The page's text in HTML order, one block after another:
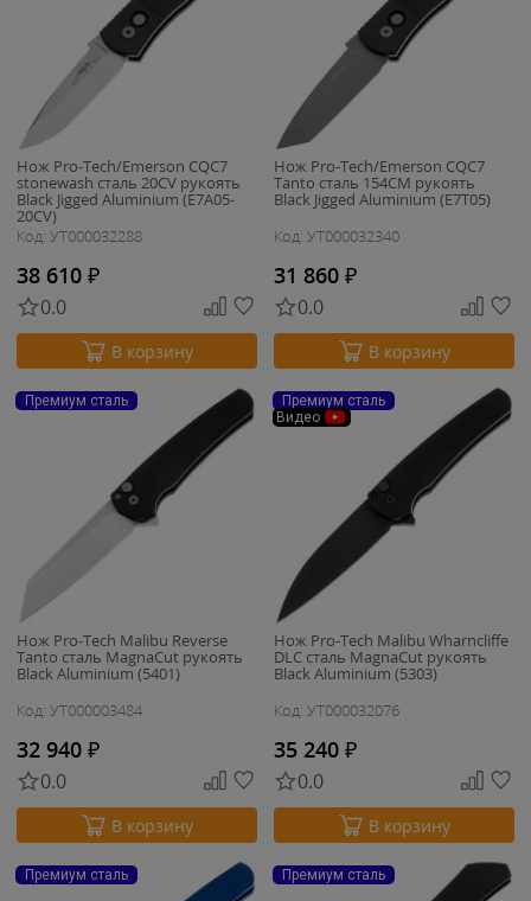
Нож Pro-Tech/Emerson CQC7
stonewash сталь 20CV рукоять
Black Jigged Aluminium (E7A05-
20CV)
Код: УТ000032288
38 610 ₽
0.0
В корзину
Нож Pro-Tech/Emerson CQC7
Tanto сталь 154CM рукоять
Black Jigged Aluminium (E7T05)
Код: УТ000032340
31 860 ₽
0.0
В корзину
Премиум сталь
Нож Pro-Tech Malibu Reverse
Tanto сталь MagnaCut рукоять
Black Aluminium (5401)
Код: УТ000003484
32 940 ₽
0.0
В корзину
Премиум сталь
Видео
Нож Pro-Tech Malibu Wharncliffe
DLC сталь MagnaCut рукоять
Black Aluminium (5303)
Код: УТ000032076
35 240 ₽
0.0
В корзину
Премиум сталь Премиум сталь